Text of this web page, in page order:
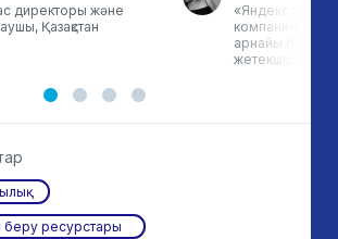
директоры және
Қазақстан
«Яндекс
компаниясының
арнайы білім
жетекшісі,
беру ресурстары